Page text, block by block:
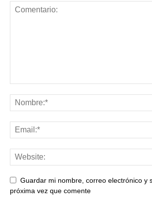
Guardar mi nombre, correo electrónico y
próxima vez que comente